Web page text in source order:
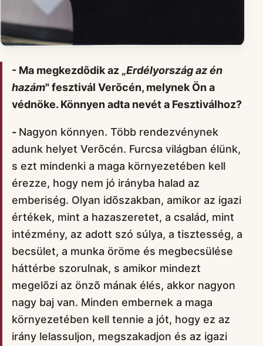
- Ma megkezdõdik az „Erdélyország az én
hazám" fesztivál Verõcén, melynek Ön a
védnöke. Könnyen adta nevét a Fesztiválhoz?
- Nagyon könnyen. Több rendezvénynek
adunk helyet Verõcén. Furcsa világban élünk,
s ezt mindenki a maga környezetében kell
érezze, hogy nem jó irányba halad az
emberiség. Olyan idõszakban, amikor az igazi
értékek, mint a hazaszeretet, a család, mint
intézmény, az adott szó súlya, a tisztesség, a
becsület, a munka öröme és megbecsülése
háttérbe szorulnak, s amikor mindezt
megelõzi az önzõ mának élés, akkor nagyon
nagy baj van. Minden embernek a maga
környezetében kell tennie a jót, hogy ez az
irány lelassuljon, megszakadjon és az igazi